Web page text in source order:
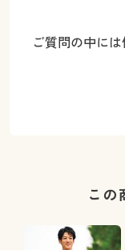
ご質問の中に
この